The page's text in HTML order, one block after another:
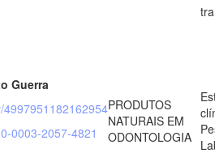
Guerra
0003-2057-4821
PRODUTOS
NATURAIS EM
ODONTOLOGIA